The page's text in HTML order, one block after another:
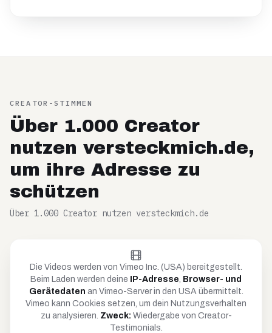
CREATOR-STIMMEN
Über 1.000 Creator
nutzen versteckmich.de,
um ihre Adresse zu
schützen
Über 1.000 Creator nutzen versteckmich.de
Die Videos werden von Vimeo Inc. (USA) bereitgestellt.
Beim Laden werden deine
IP-Adresse, Browser- und
Gerätedaten an Vimeo-Server in den USA übermittelt.
Vimeo kann Cookies setzen, um dein Nutzungsverhalten
zu analysieren. Zweck: Wiedergabe von Creator-
Testimonials.